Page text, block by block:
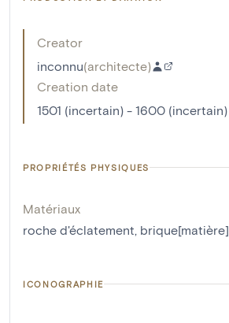
Creator
inconnu(architecte)
Creation date
1501 (incertain) - 1600 (incertain)
PROPRIÉTÉS PHYSIQUES
Matériaux
roche d'éclatement, brique[matière]
ICONOGRAPHIE